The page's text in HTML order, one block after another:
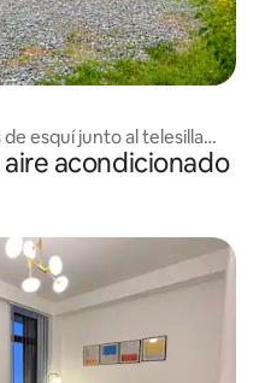
esquí junto al telesilla
acondicionado